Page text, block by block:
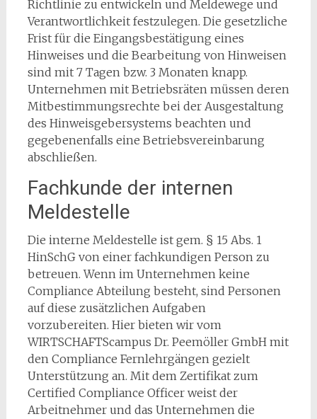
Richtlinie zu entwickeln und Meldewege und
Verantwortlichkeit festzulegen. Die gesetzliche
Frist für die Eingangsbestätigung eines
Hinweises und die Bearbeitung von Hinweisen
sind mit 7 Tagen bzw. 3 Monaten knapp.
Unternehmen mit Betriebsräten müssen deren
Mitbestimmungsrechte bei der Ausgestaltung
des Hinweisgebersystems beachten und
gegebenenfalls eine Betriebsvereinbarung
abschließen.
Fachkunde der internen
Meldestelle
Die interne Meldestelle ist gem. § 15 Abs. 1
HinSchG von einer fachkundigen Person zu
betreuen. Wenn im Unternehmen keine
Compliance Abteilung besteht, sind Personen
auf diese zusätzlichen Aufgaben
vorzubereiten. Hier bieten wir vom
WIRTSCHAFTScampus Dr. Peemöller GmbH mit
den Compliance Fernlehrgängen gezielt
Unterstützung an. Mit dem Zertifikat zum
Certified Compliance Officer weist der
Arbeitnehmer und das Unternehmen die